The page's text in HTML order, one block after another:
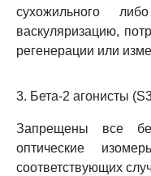
сухожильного
васкуляризацию,
регенерации или
3. Бета-2 агонисты
Запрещены все
оптические
соответствующих